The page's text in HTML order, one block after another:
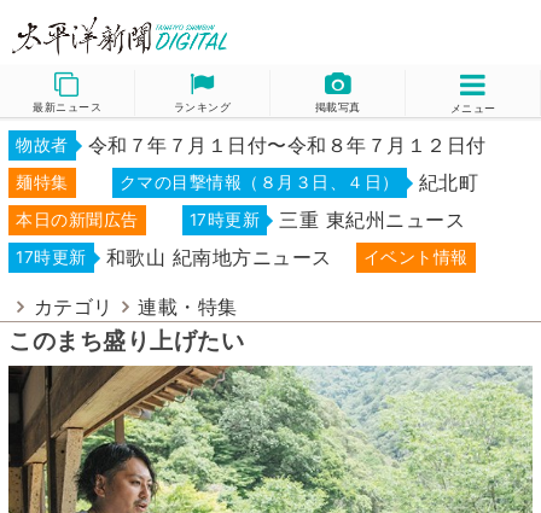
最新ニュース ランキング 掲載写真 メニュー
物故者 令和７年７月１日付〜令和８年７月１２日付
麺特集 クマの目撃情報（８月３日、４日） 紀北町
本日の新聞広告 17時更新 三重 東紀州ニュース
17時更新 和歌山 紀南地方ニュース イベント情報
カテゴリ 連載・特集
このまち盛り上げたい